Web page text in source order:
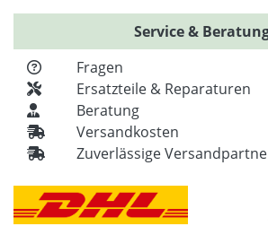
Service &
Fragen
Ersatzteile & Reparaturen
Beratung
Versandkosten
Zuverlässige